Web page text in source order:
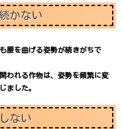
かない
腰を曲げる姿勢が続きがちで
われる作物は、姿勢を頻繁に変
ました。
ない